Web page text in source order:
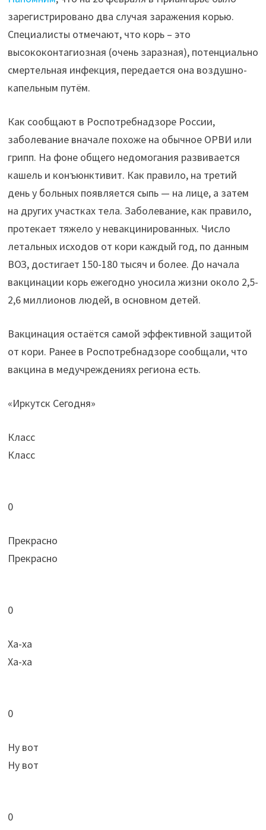
зарегистрировано два случая заражения корью.
Специалисты отмечают, что корь – это
высококонтагиозная (очень заразная), потенциально
смертельная инфекция, передается она воздушно-
капельным путём.
Как сообщают в Роспотребнадзоре России,
заболевание вначале похоже на обычное ОРВИ или
грипп. На фоне общего недомогания развивается
кашель и конъюнктивит. Как правило, на третий
день у больных появляется сыпь — на лице, а затем
на других участках тела. Заболевание, как правило,
протекает тяжело у невакцинированных. Число
летальных исходов от кори каждый год, по данным
ВОЗ, достигает 150-180 тысяч и более. До начала
вакцинации корь ежегодно уносила жизни около 2,5-
2,6 миллионов людей, в основном детей.
Вакцинация остаётся самой эффективной защитой
от кори. Ранее в Роспотребнадзоре сообщали, что
вакцина в медучреждениях региона есть.
«Иркутск Сегодня»
Класс
Класс
0
Прекрасно
Прекрасно
0
Ха-ха
Ха-ха
0
Ну вот
Ну вот
0